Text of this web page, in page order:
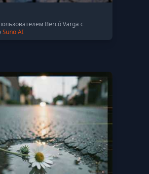
Bercó Varga с
Suno AI